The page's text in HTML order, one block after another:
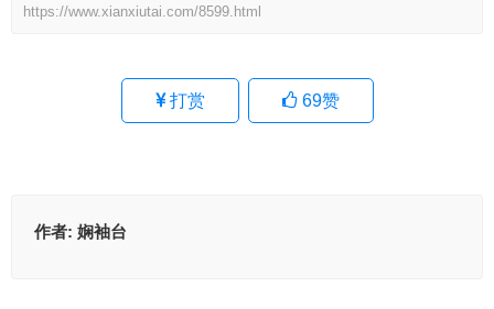
https://www.xianxiutai.com/8599.html
打赏 69赞
作者: 娴袖台